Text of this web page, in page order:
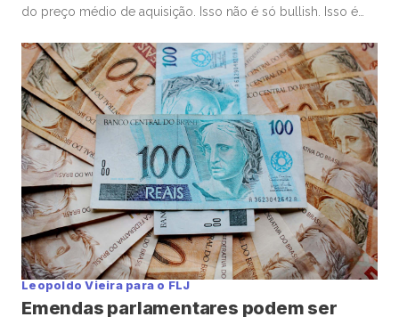
do preço médio de aquisição. Isso não é só bullish. Isso é
está o ponto que muita gente finge não ver: não existe
almoço grátis na estrutura que ele montou. […]
Leopoldo Vieira para o FLJ
Emendas parlamentares podem ser